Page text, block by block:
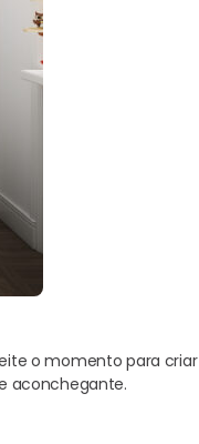
o momento para criar
aconchegante.